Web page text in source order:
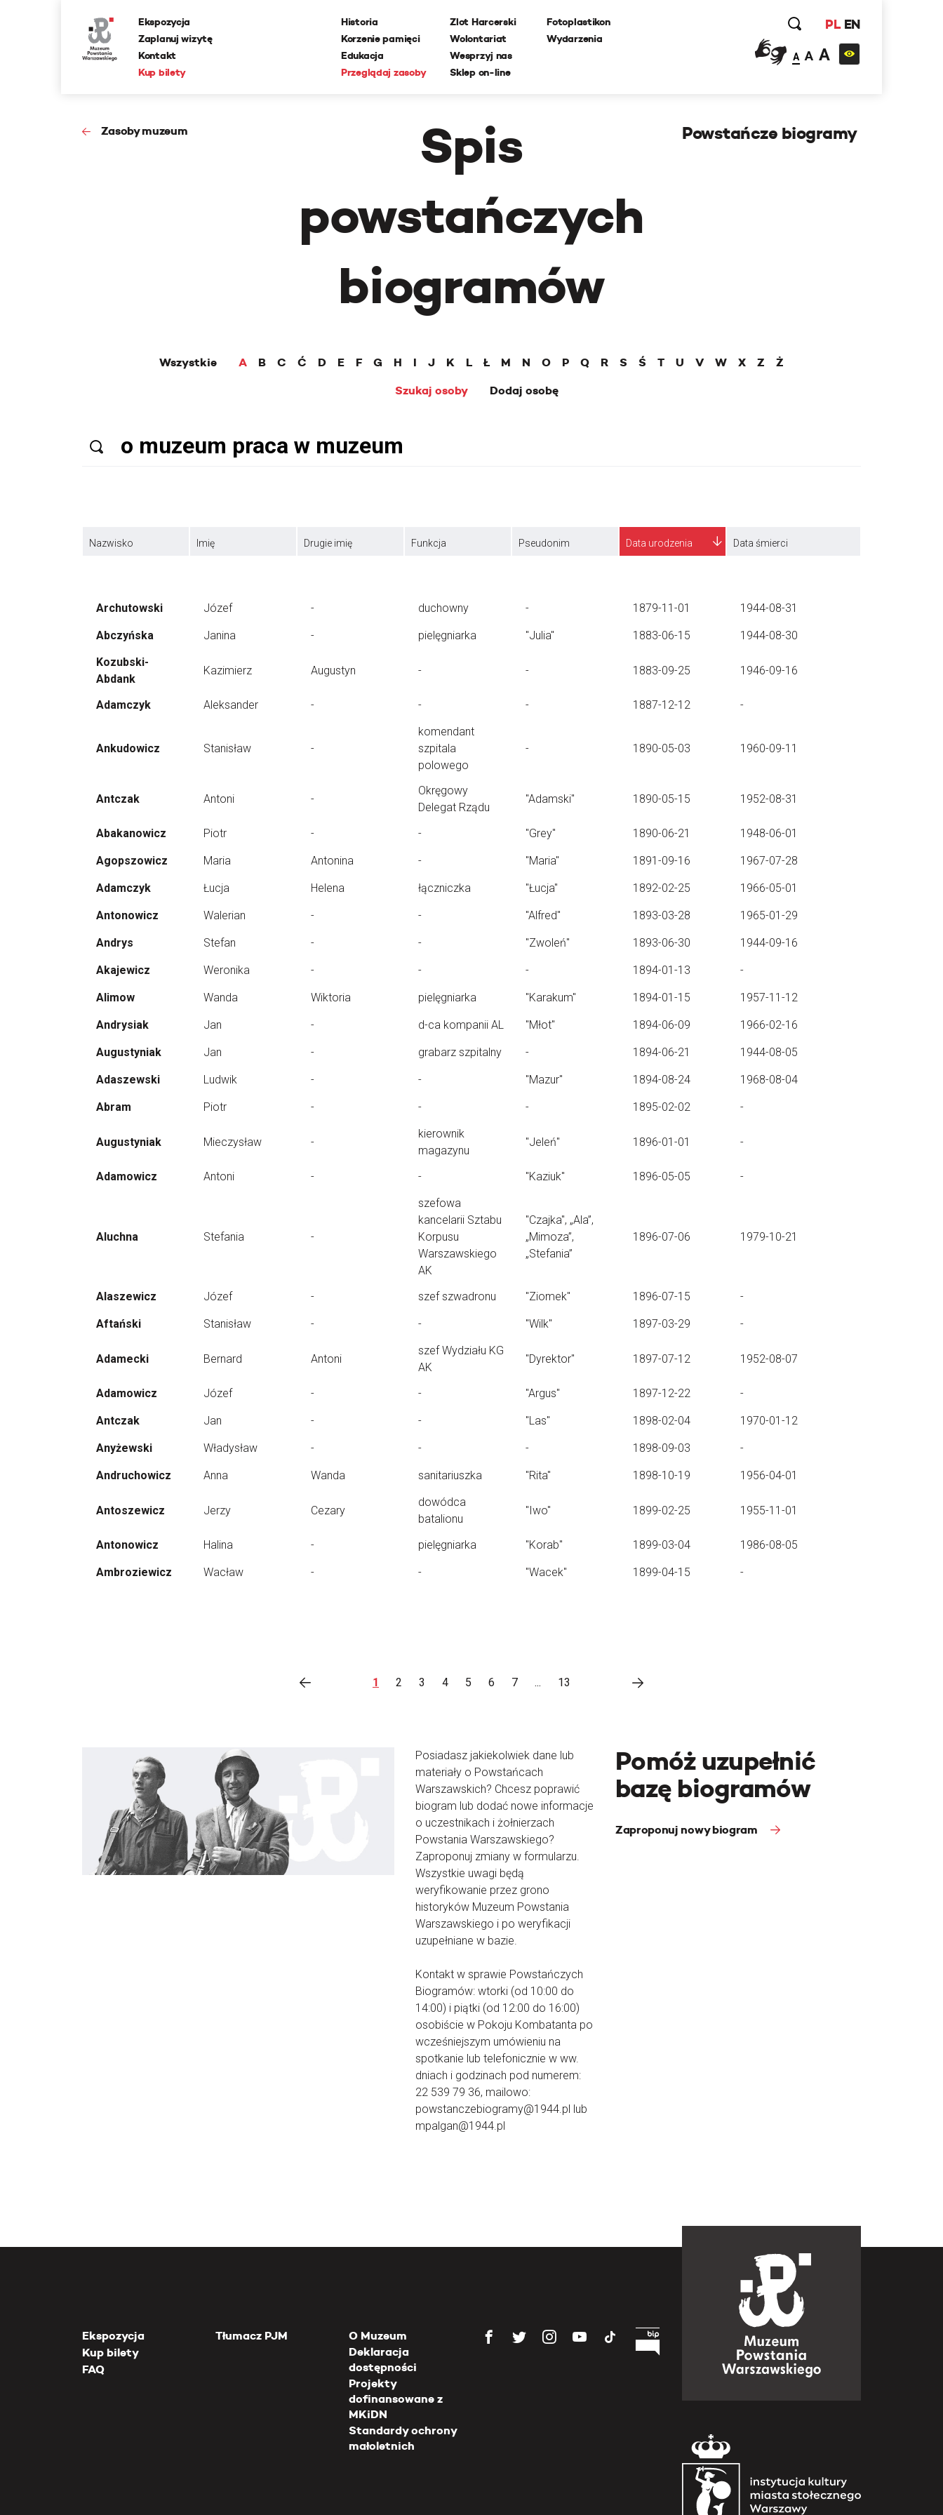
Ekspozycja
Zaplanuj wizytę
Kontakt
Kup bilety
Historia
Korzenie pamięci
Edukacja
Przeglądaj zasoby
Zlot Harcerski
Wolontariat
Wesprzyj nas
Sklep on-line
Fotoplastikon
Wydarzenia
PL EN
A A A
Zasoby muzeum
Spis
powstańczych
biogramów
Powstańcze biogramy
Wszystkie A B C Ć D E F G H I J K L Ł M N O P Q R S Ś T U V W X Z
Ż
Szukaj osoby
Dodaj osobę
Nazwisko Imię Drugie imię Funkcja Pseudonim Data urodzenia Data śmierci
Archutowski Józef - duchowny - 1879-11-01 1944-08-31
Abczyńska Janina - pielęgniarka "Julia" 1883-06-15
1944-08-30
Kozubski-
Abdank
Kazimierz Augustyn - - 1883-09-25 1946-09-16
Adamczyk Aleksander - - - 1887-12-12 -
Ankudowicz Stanisław -
komendant
szpitala
polowego
- 1890-05-03 1960-09-11
Antczak Antoni -
Okręgowy
Delegat Rządu
"Adamski" 1890-05-15 1952-08-31
Abakanowicz Piotr - - "Grey" 1890-06-21 1948-06-01
Agopszowicz Maria Antonina - "Maria" 1891-09-16 1967-07-28
Adamczyk Łucja Helena łączniczka "Łucja" 1892-02-25 1966-05-01
Antonowicz Walerian - - "Alfred" 1893-03-28 1965-01-29
Andrys Stefan - - "Zwoleń" 1893-06-30 1944-09-16
Akajewicz Weronika - - - 1894-01-13 -
Alimow Wanda Wiktoria pielęgniarka "Karakum" 1894-01-15 1957-11-12
Andrysiak Jan - d-ca kompanii AL "Młot" 1894-06-09 1966-02-16
Augustyniak Jan - grabarz szpitalny - 1894-06-21 1944-08-05
Adaszewski Ludwik - - "Mazur" 1894-08-24 1968-08-04
Abram Piotr - - - 1895-02-02 -
Augustyniak Mieczysław -
kierownik
magazynu
"Jeleń" 1896-01-01 -
Adamowicz Antoni - - "Kaziuk" 1896-05-05 -
Aluchna Stefania -
szefowa
kancelarii Sztabu
Korpusu
Warszawskiego
AK
"Czajka", „Ala”,
„Mimoza”,
„Stefania”
1896-07-06 1979-10-21
Alaszewicz Józef - szef szwadronu "Ziomek" 1896-07-15 -
Aftański Stanisław - - "Wilk" 1897-03-29 -
Adamecki Bernard Antoni
szef Wydziału KG
AK
"Dyrektor" 1897-07-12 1952-08-07
Adamowicz Józef - - "Argus" 1897-12-22 -
Antczak Jan - - "Las" 1898-02-04 1970-01-12
Anyżewski Władysław - - - 1898-09-03 -
Andruchowicz Anna Wanda sanitariuszka "Rita" 1898-10-19 1956-04-01
Antoszewicz Jerzy Cezary
dowódca
batalionu
"Iwo" 1899-02-25 1955-11-01
Antonowicz Halina - pielęgniarka "Korab" 1899-03-04 1986-08-05
Ambroziewicz Wacław - - "Wacek" 1899-04-15 -
1 2 3 4 5 6 7 ... 13
Posiadasz jakiekolwiek dane lub
materiały o Powstańcach
Warszawskich? Chcesz poprawić
biogram lub dodać nowe informacje
o uczestnikach i żołnierzach
Powstania Warszawskiego?
Zaproponuj zmiany w formularzu.
Wszystkie uwagi będą
weryfikowanie przez grono
historyków Muzeum Powstania
Warszawskiego i po weryfikacji
uzupełniane w bazie.
Kontakt w sprawie Powstańczych
Biogramów: wtorki (od 10:00 do
14:00) i piątki (od 12:00 do 16:00)
osobiście w Pokoju Kombatanta po
wcześniejszym umówieniu na
spotkanie lub telefonicznie w ww.
dniach i godzinach pod numerem:
22 539 79 36, mailowo:
powstanczebiogramy@1944.pl lub
mpalgan@1944.pl
Pomóż uzupełnić
bazę biogramów
Zaproponuj nowy biogram
Ekspozycja
Kup bilety
FAQ
Tłumacz PJM
O Muzeum
Deklaracja
dostępności
Projekty
dofinansowane z
MKiDN
Standardy ochrony
małoletnich